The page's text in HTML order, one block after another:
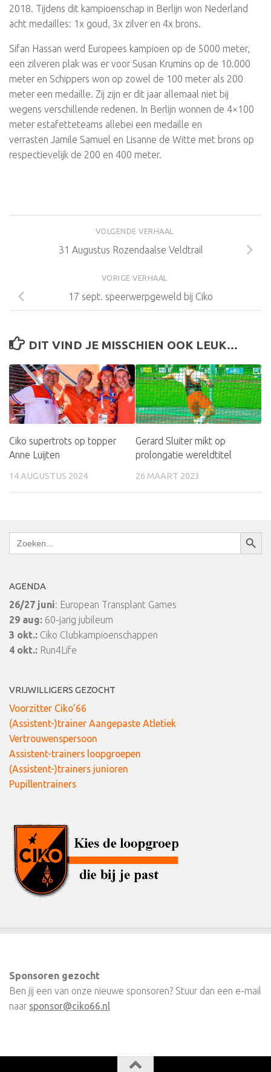
2018. Tijdens dit kampioenschap in Berlijn won Nederland
acht medailles: 1x goud, 3x zilver en 4x brons.
Sifan Hassan werd Europees kampioen op de 5000 meter,
een zilveren plak was er voor Susan Krumins op de 10.000
meter en Schippers won op zowel de 100 meter als 200
meter een medaille. Zij zijn er dit jaar allemaal niet bij
wegens verschillende redenen. In Berlijn wonnen de 4×100
meter estafetteteams allebei een medaille en
verrasten Jamile Samuel en Lisanne de Witte met brons op
respectievelijk de 200 en 400 meter.
VOLGENDE VERHAAL
31 Augustus Rozendaalse Veldtrail
VORIGE VERHAAL
17 sept. speerwerpgeweld bij Ciko
DIT VIND JE MISSCHIEN OOK LEUK...
Ciko supertrots op topper
Anne Luijten
14 AUGUSTUS 2024
Gerard Sluiter mikt op
prolongatie wereldtitel
26 MAART 2023
Zoek
naar:
AGENDA
26/27 juni: European Transplant Games
29 aug: 60-jarig jubileum
3 okt.: Ciko Clubkampioenschappen
4 okt.: Run4Life
VRIJWILLIGERS GEZOCHT
Voorzitter Ciko’66
(Assistent-)trainer Aangepaste Atletiek
Vertrouwenspersoon
Assistent-trainers loopgroepen
(Assistent-)trainers junioren
Pupillentrainers
Sponsoren gezocht
Ben jij een van onze nieuwe sponsoren? Stuur dan een e-mail
naar sponsor@ciko66.nl